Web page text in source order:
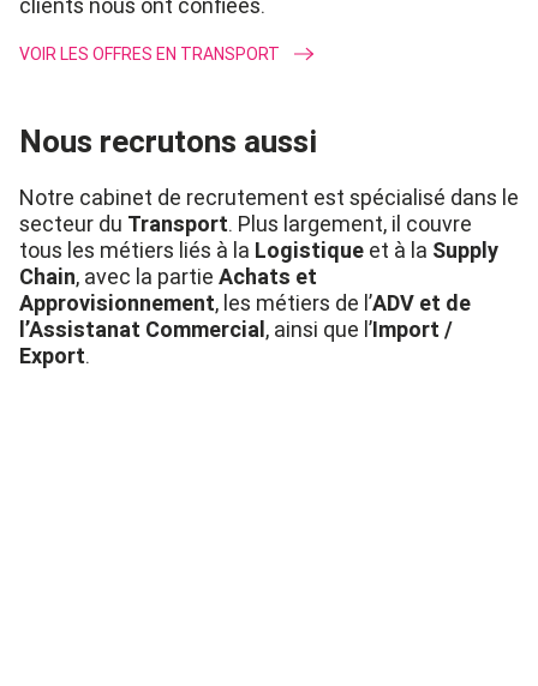
clients nous ont confiées.
VOIR LES OFFRES EN TRANSPORT
Nous recrutons aussi
Notre cabinet de recrutement est spécialisé dans le
secteur du Transport. Plus largement, il couvre
tous les métiers liés à la Logistique et à la Supply
Chain, avec la partie Achats et
Approvisionnement, les métiers de l’ADV et de
l’Assistanat Commercial, ainsi que l’Import /
Export.